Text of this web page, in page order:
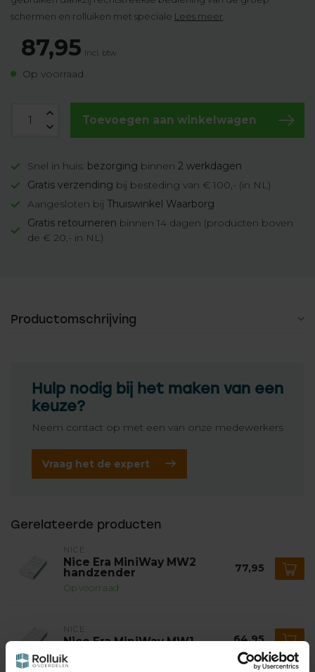
schermen en rolluiken met speciale Lees meer
87,95 Incl. btw
Op voorraad
Toevoegen aan winkelwagen
Snel in huis: bezorging binnen 2 werkdagen
Gratis verzending bij besteding van € 100,- (in NL)
Aangesloten bij Thuiswinkel Waarborg
Gratis retourneren binnen 14 dagen (producten boven
de € 20,- in NL)
Productomschrijving
Hulp nodig bij het maken van een
keuze?
Neem contact op met een van onze medewerkers
Vraag het de expert
Gerelateerde producten
NICE
Nice Era MiniWay MW2
handzender
Op voorraad
77,95
NICE
Nice Era MiniWay MW1
handzender
64,95